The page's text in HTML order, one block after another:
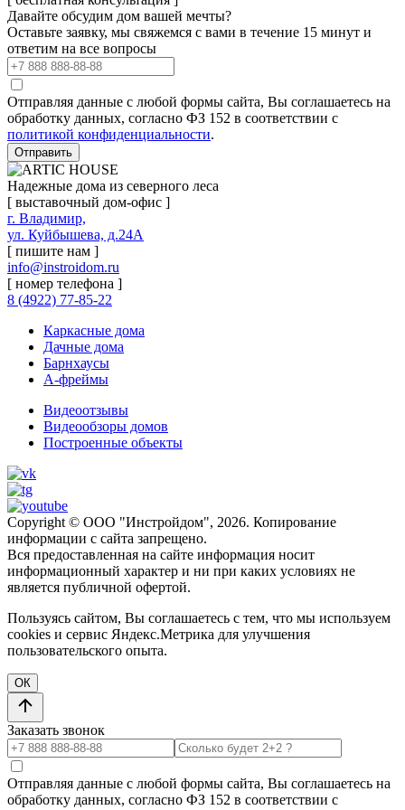
Давайте обсудим дом вашей мечты?
Оставьте заявку, мы свяжемся с вами в течение 15 минут и
ответим на все вопросы
Отправляя данные с любой формы сайта, Вы соглашаетесь на
обработку данных, согласно ФЗ 152 в соответствии с
политикой конфиденциальности.
Отправить
Надежные дома из северного леса
[ выставочный дом-офис ]
г. Владимир,
ул. Куйбышева, д.24А
[ пишите нам ]
info@instroidom.ru
[ номер телефона ]
8 (4922) 77-85-22
Каркасные дома
Дачные дома
Барнхаусы
А-фреймы
Видеоотзывы
Видеообзоры домов
Построенные объекты
Copyright © ООО "Инстройдом", 2026. Копирование
информации с сайта запрещено.
Вся предоставленная на сайте информация носит
информационный характер и ни при каких условиях не
является публичной офертой.
Пользуясь сайтом, Вы соглашаетесь с тем, что мы используем
cookies и сервис Яндекс.Метрика для улучшения
пользовательского опыта.
ОК
Заказать звонок
Отправляя данные с любой формы сайта, Вы соглашаетесь на
обработку данных, согласно ФЗ 152 в соответствии с